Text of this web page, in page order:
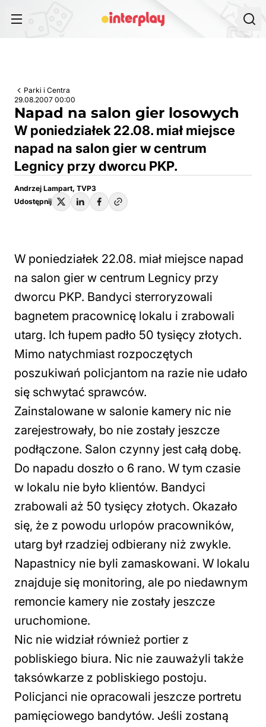
Parki i Centra
29.08.2007 00:00
Napad na salon gier losowych
W poniedziałek 22.08. miał miejsce
napad na salon gier w centrum
Legnicy przy dworcu PKP.
Andrzej Lampart, TVP3
Udostępnij
W poniedziałek 22.08. miał miejsce napad
na salon gier w centrum Legnicy przy
dworcu PKP. Bandyci sterroryzowali
bagnetem pracownicę lokalu i zrabowali
utarg. Ich łupem padło 50 tysięcy złotych.
Mimo natychmiast rozpoczętych
poszukiwań policjantom na razie nie udało
się schwytać sprawców.
Zainstalowane w salonie kamery nic nie
zarejestrowały, bo nie zostały jeszcze
podłączone. Salon czynny jest całą dobę.
Do napadu doszło o 6 rano. W tym czasie
w lokalu nie było klientów. Bandyci
zrabowali aż 50 tysięcy złotych. Okazało
się, że z powodu urlopów pracowników,
utarg był rzadziej odbierany niż zwykle.
Napastnicy nie byli zamaskowani. W lokalu
znajduje się monitoring, ale po niedawnym
remoncie kamery nie zostały jeszcze
uruchomione.
Nic nie widział również portier z
pobliskiego biura. Nic nie zauważyli także
taksówkarze z pobliskiego postoju.
Policjanci nie opracowali jeszcze portretu
pamięciowego bandytów. Jeśli zostaną